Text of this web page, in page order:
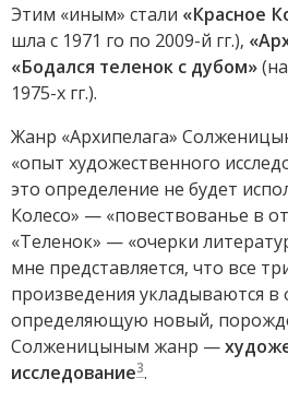
Этим «иным» стали «Красное
шла с 1971 го по 2009-й гг.),
«Бодался теленок с дубом»
1975-х гг.).
Жанр «Архипелага»
«опыт художественного
это определение не будет
Колесо» — «повествованье в
«Теленок» — «очерки
мне представляется, что все
произведения укладываются в
определяющую новый,
Солженицыным жанр —
исследование3.